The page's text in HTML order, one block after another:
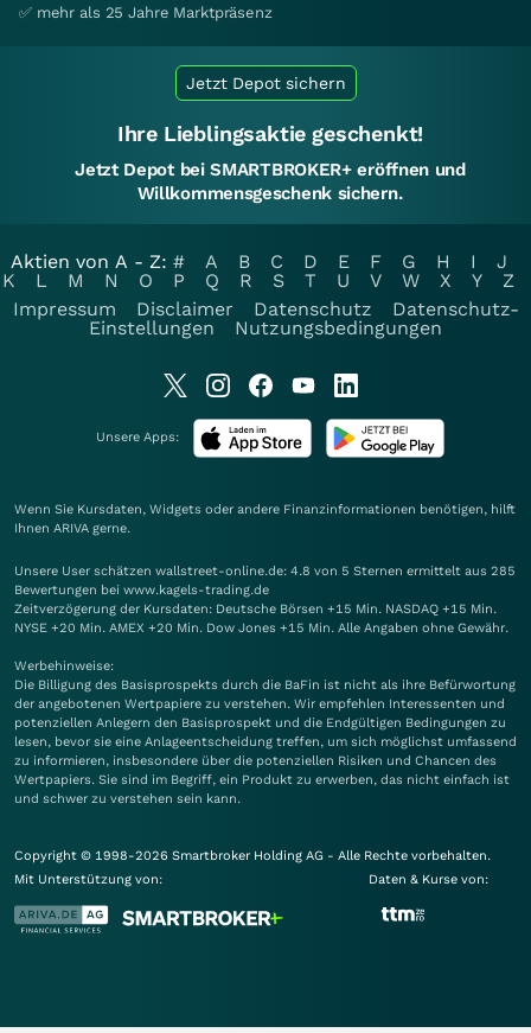
✅ mehr als 25 Jahre Marktpräsenz
Jetzt Depot sichern
Ihre Lieblingsaktie geschenkt!
Jetzt Depot bei SMARTBROKER+ eröffnen und
Willkommensgeschenk sichern.
Aktien von A - Z: # A B C D E F G H I
J
K
L M N O P Q R S T U V W X Y
Z
Impressum
Disclaimer Datenschutz
Datenschutz-
Einstellungen
Nutzungsbedingungen
Unsere Apps:
Wenn Sie Kursdaten, Widgets oder andere Finanzinformationen benötigen, hilft
Ihnen ARIVA gerne.
Unsere User schätzen wallstreet-online.de: 4.8 von 5 Sternen ermittelt aus 285
Bewertungen bei www.kagels-trading.de
Zeitverzögerung der Kursdaten: Deutsche Börsen +15 Min. NASDAQ +15 Min.
NYSE +20 Min. AMEX +20 Min. Dow Jones +15 Min. Alle Angaben ohne Gewähr.
Werbehinweise:
Die Billigung des Basisprospekts durch die BaFin ist nicht als ihre Befürwortung
der angebotenen Wertpapiere zu verstehen. Wir empfehlen Interessenten und
potenziellen Anlegern den Basisprospekt und die Endgültigen Bedingungen zu
lesen, bevor sie eine Anlageentscheidung treffen, um sich möglichst umfassend
zu informieren, insbesondere über die potenziellen Risiken und Chancen des
Wertpapiers. Sie sind im Begriff, ein Produkt zu erwerben, das nicht einfach ist
und schwer zu verstehen sein kann.
Copyright © 1998-2026 Smartbroker Holding AG - Alle Rechte vorbehalten.
Mit Unterstützung von:
Daten & Kurse von: